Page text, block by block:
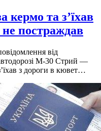
кермо та з’їхав
постраждав
від
М-30 Стрий —
з дороги в кювет…